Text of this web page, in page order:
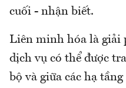
cuối - nhận biết.
Liên minh hóa là giải
dịch vụ có thể được
bộ và giữa các hạ